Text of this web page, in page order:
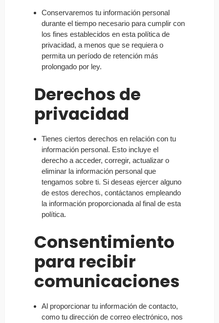
Conservaremos tu información personal
durante el tiempo necesario para cumplir con
los fines establecidos en esta política de
privacidad, a menos que se requiera o
permita un período de retención más
prolongado por ley.
Derechos de
privacidad
Tienes ciertos derechos en relación con tu
información personal. Esto incluye el
derecho a acceder, corregir, actualizar o
eliminar la información personal que
tengamos sobre ti. Si deseas ejercer alguno
de estos derechos, contáctanos empleando
la información proporcionada al final de esta
política.
Consentimiento
para recibir
comunicaciones
Al proporcionar tu información de contacto,
como tu dirección de correo electrónico, nos